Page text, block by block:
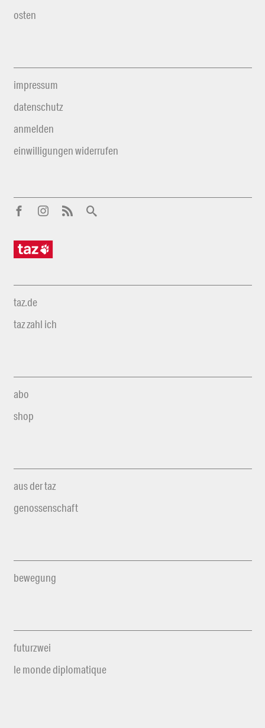
osten
impressum
datenschutz
anmelden
einwilligungen widerrufen
taz.de
taz zahl ich
abo
shop
aus der taz
genossenschaft
bewegung
futurzwei
le monde diplomatique